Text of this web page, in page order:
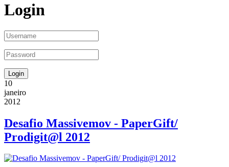
Login
10
janeiro
2012
Desafio Massivemov - PaperGift/
Prodigit@l 2012